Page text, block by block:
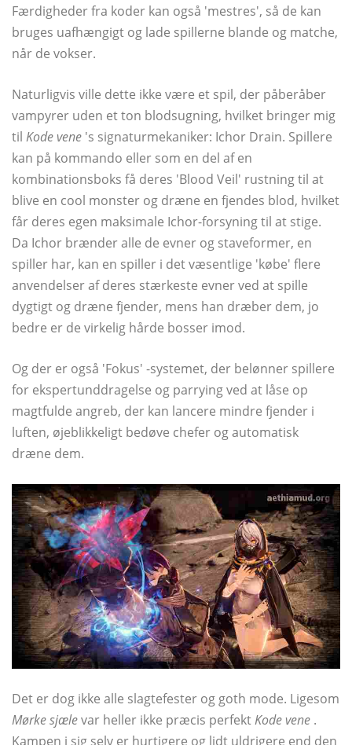
Færdigheder fra koder kan også 'mestres', så de kan
bruges uafhængigt og lade spillerne blande og matche,
når de vokser.
Naturligvis ville dette ikke være et spil, der påberåber
vampyrer uden et ton blodsugning, hvilket bringer mig
til Kode vene 's signaturmekaniker: Ichor Drain. Spillere
kan på kommando eller som en del af en
kombinationsboks få deres 'Blood Veil' rustning til at
blive en cool monster og dræne en fjendes blod, hvilket
får deres egen maksimale Ichor-forsyning til at stige.
Da Ichor brænder alle de evner og staveformer, en
spiller har, kan en spiller i det væsentlige 'købe' flere
anvendelser af deres stærkeste evner ved at spille
dygtigt og dræne fjender, mens han dræber dem, jo ​​
bedre er de virkelig hårde bosser imod.
Og der er også 'Fokus' -systemet, der belønner spillere
for ekspertunddragelse og parrying ved at låse op
magtfulde angreb, der kan lancere mindre fjender i
luften, øjeblikkeligt bedøve chefer og automatisk
dræne dem.
Det er dog ikke alle slagtefester og goth mode. Ligesom
Mørke sjælevar heller ikke præcis perfektKode vene .
Kampen i sig selv er hurtigere og lidt uldrigere end den